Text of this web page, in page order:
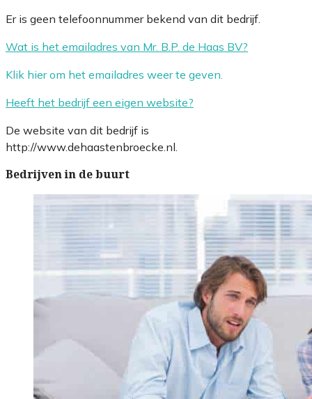
Er is geen telefoonnummer bekend van dit bedrijf.
Wat is het emailadres van Mr. B.P. de Haas BV?
Klik hier om het emailadres weer te geven.
Heeft het bedrijf een eigen website?
De website van dit bedrijf is
http://www.dehaastenbroecke.nl.
Bedrijven in de buurt